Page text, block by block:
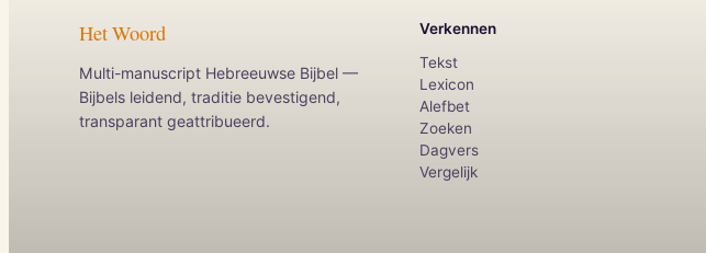
Het Woord
Multi-manuscript Hebreeuwse Bijbel —
Bijbels leidend, traditie bevestigend,
transparant geattribueerd.
Verkennen
Tekst
Lexicon
Alefbet
Zoeken
Dagvers
Vergelijk